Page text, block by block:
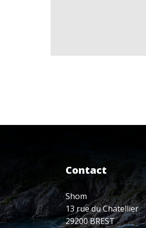
Contact
Shom
13 rue du Chatellier
29200 BREST